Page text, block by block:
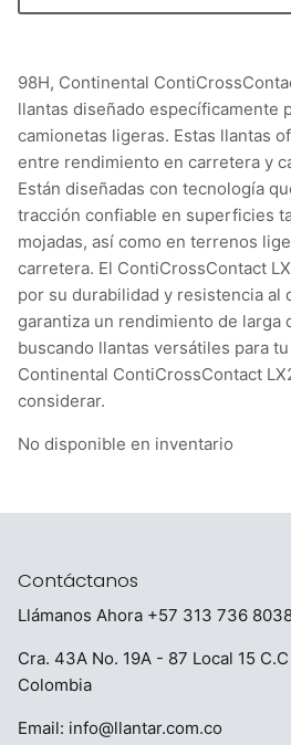
98H, Continental
llantas diseñado específicamente
camionetas ligeras. Estas llantas
entre rendimiento en carretera y
Están diseñadas con tecnología
tracción confiable en superficies
mojadas, así como en terrenos
carretera. El ContiCrossContact
por su durabilidad y resistencia al
garantiza un rendimiento de larga
buscando llantas versátiles para
Continental ContiCrossContact
considerar.
No disponible en inventario
Contáctanos
Llámanos Ahora +57 313 736
Cra. 43A No. 19A - 87 Local 15
Colombia
Email: info@llantar.com.co